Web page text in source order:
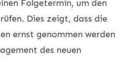
Folgetermin, um den
Dies zeigt, dass die
ernst genommen werden
des neuen